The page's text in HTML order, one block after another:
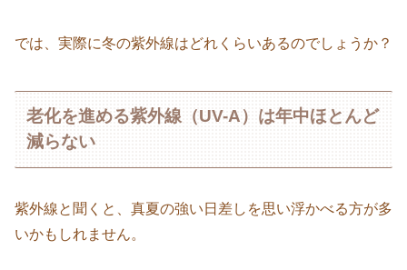
では、実際に冬の紫外線はどれくらいあるのでしょうか？
老化を進める紫外線（UV-A）は年中ほとんど
減らない
紫外線と聞くと、真夏の強い日差しを思い浮かべる方が多
いかもしれません。